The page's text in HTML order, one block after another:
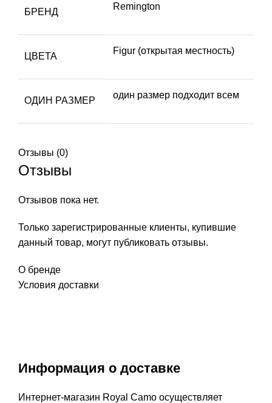
БРЕНД
Remington
ЦВЕТА
Figur (открытая местность)
ОДИН РАЗМЕР
один размер подходит всем
Отзывы (0)
Отзывы
Отзывов пока нет.
Только зарегистрированные клиенты, купившие
данный товар, могут публиковать отзывы.
О бренде
Условия доставки
Информация о доставке
Интернет-магазин Royal Camo осуществляет